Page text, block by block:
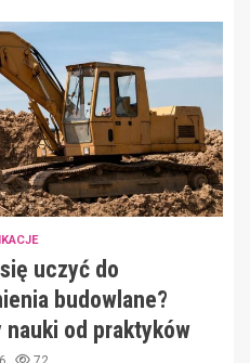
uczyć do
budowlane?
od praktyków